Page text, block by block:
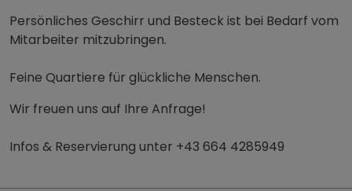
Persönliches Geschirr und Besteck ist bei Bedarf vom
Mitarbeiter mitzubringen.
Feine Quartiere für glückliche Menschen.
Wir freuen uns auf Ihre Anfrage!
Infos & Reservierung unter +43 664 4285949